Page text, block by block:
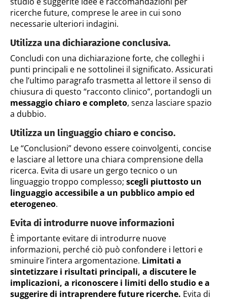
ricerche future, comprese le aree in cui sono
necessarie ulteriori indagini.
Utilizza una dichiarazione conclusiva.
Concludi con una dichiarazione forte, che colleghi i
punti principali e ne sottolinei il significato. Assicurati
che l’ultimo paragrafo trasmetta al lettore il senso di
chiusura di questo “racconto clinico”, portandogli un
messaggio chiaro e completo, senza lasciare spazio
a dubbio.
Utilizza un linguaggio chiaro e conciso.
Le “Conclusioni” devono essere coinvolgenti, concise
e lasciare al lettore una chiara comprensione della
ricerca. Evita di usare un gergo tecnico o un
linguaggio troppo complesso; scegli piuttosto un
linguaggio accessibile a un pubblico ampio ed
eterogeneo.
Evita di introdurre nuove informazioni
È importante evitare di introdurre nuove
informazioni, perché ciò può confondere i lettori e
sminuire l’intera argomentazione. Limitati a
sintetizzare i risultati principali, a discutere le
implicazioni, a riconoscere i limiti dello studio e a
suggerire di intraprendere future ricerche. Evita di